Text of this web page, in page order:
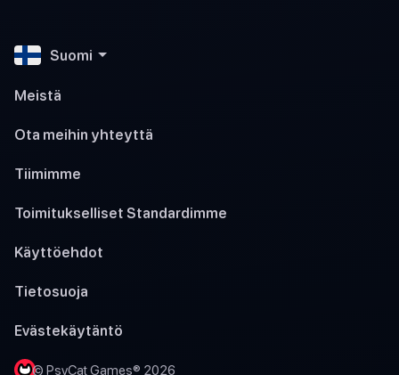
Suomi
Meistä
Ota meihin yhteyttä
Tiimimme
Toimitukselliset Standardimme
Käyttöehdot
Tietosuoja
Evästekäytäntö
© PsyCat Games® 2026